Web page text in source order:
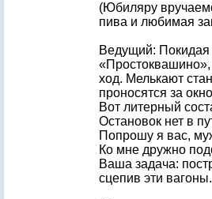
(Юбиляру
пива и любимая
Ведущий: Покидая
ход. Мелькают
проносятся за
Вот литерный
Остановок нет в
Попрошу я вас,
Ко мне дружно
Ваша задача:
сцепив эти